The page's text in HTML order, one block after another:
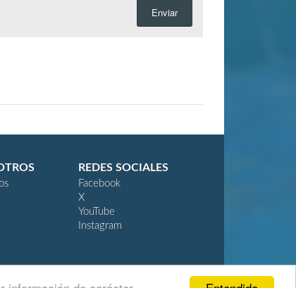
Enviar
REDES SOCIALES
Facebook
X
YouTube
Instagram